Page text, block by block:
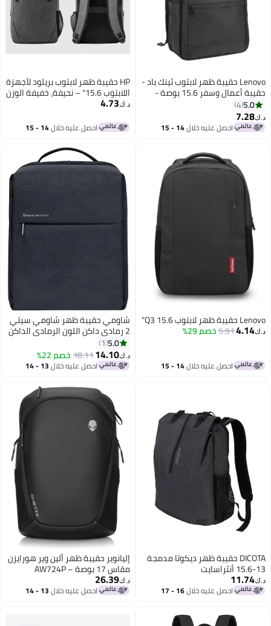
Lenovo حقيبة ظهر لابتوب ثينك باد -
حقيبة أعمال وسفر 15.6 بوصة -
سوداء
5.0
4
د.ك‏7.28
احصل عليه خلال 14 - 15
HP حقيبة ظهر لابتوب بريلود لأجهزة
اللابتوب 15.6" – نحيفة، خفيفة الوزن
د.ك‏4.73
احصل عليه خلال 14 - 15
Lenovo حقيبة ظهر لابتوب Q3 15.6"
د.ك‏4.14
5.91خصم 29%
احصل عليه خلال 14 - 15
شاومي حقيبة ظهر شاومي سيتي
2 رمادي داكن اللون الرمادي الداكن
5.0
1
د.ك‏14.10
18.11 خصم 22%
احصل عليه خلال 13 - 14
DICOTA حقيبة ظهر ديكوتا مدمجة
13-15.6 أنثراسايت
د.ك‏11.74
احصل عليه خلال 16 - 17
إليانوير حقيبة ظهر ألين وير هورايزن
مقاس 17 بوصة – AW724P
د.ك‏26.39
احصل عليه خلال 13 - 14